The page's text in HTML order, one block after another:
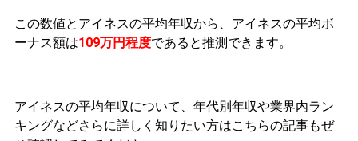
この数値とアイネスの平均年収から、アイネスの平均ボ
ーナス額は109万円程度であると推測できます。
アイネスの平均年収について、年代別年収や業界内ラン
キングなどさらに詳しく知りたい方はこちらの記事もぜ